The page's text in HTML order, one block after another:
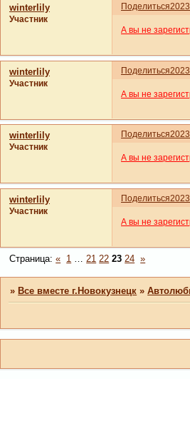
Поделиться
winterlily
Участник
А вы не
Поделиться
winterlily
Участник
А вы не
Поделиться
winterlily
Участник
А вы не
Поделиться
winterlily
Участник
А вы не
Страница:« 1 21 22 23 24 »
»Все вместе г.Новокузнецк »